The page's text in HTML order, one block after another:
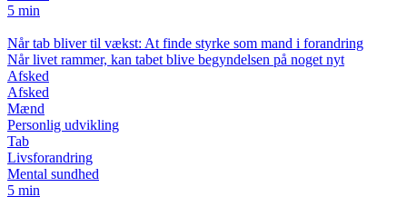
5 min
Når tab bliver til vækst: At finde styrke som mand i forandring
Når livet rammer, kan tabet blive begyndelsen på noget nyt
Afsked
Afsked
Mænd
Personlig udvikling
Tab
Livsforandring
Mental sundhed
5 min